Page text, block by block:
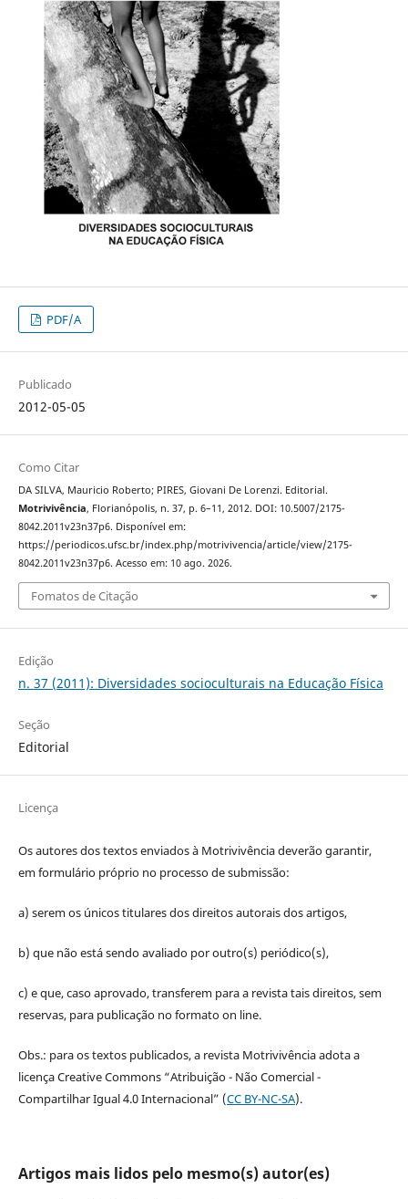
PDF/A
Publicado
2012-05-05
Como Citar
DA SILVA, Mauricio Roberto; PIRES, Giovani De Lorenzi. Editorial.
Motrivivência, Florianópolis, n. 37, p. 6–11, 2012. DOI: 10.5007/2175-
8042.2011v23n37p6. Disponível em:
https://periodicos.ufsc.br/index.php/motrivivencia/article/view/2175-
8042.2011v23n37p6. Acesso em: 10 ago. 2026.
Fomatos de Citação
Edição
n. 37 (2011): Diversidades socioculturais na Educação Física
Seção
Editorial
Licença
Os autores dos textos enviados à Motrivivência deverão garantir,
em formulário próprio no processo de submissão:
a) serem os únicos titulares dos direitos autorais dos artigos,
b) que não está sendo avaliado por outro(s) periódico(s),
c) e que, caso aprovado, transferem para a revista tais direitos, sem
reservas, para publicação no formato on line.
Obs.: para os textos publicados, a revista Motrivivência adota a
licença Creative Commons “Atribuição - Não Comercial -
Compartilhar Igual 4.0 Internacional” (CC BY-NC-SA).
Artigos mais lidos pelo mesmo(s) autor(es)